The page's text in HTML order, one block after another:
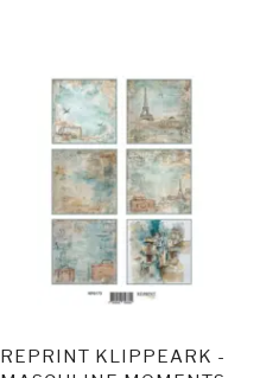
REPRINT KLIPPEARK -